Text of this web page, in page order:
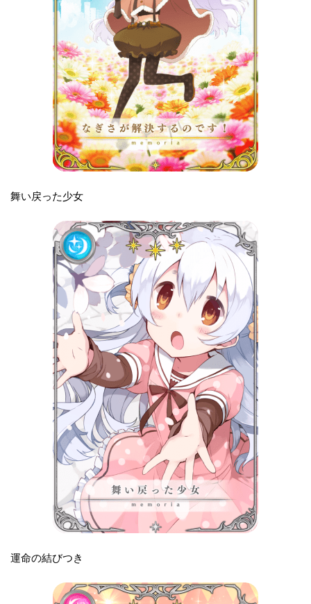
舞い戻った少女
運命の結びつき